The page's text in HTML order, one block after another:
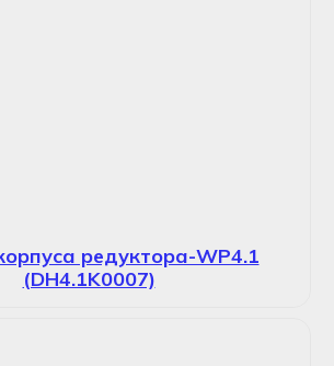
редуктора-WP4.1
(DH4.1K0007)